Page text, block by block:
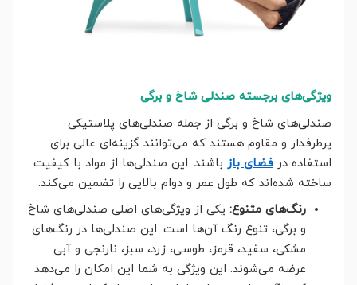
ویژگی‌های برجسته صندلی شاخ و برگی
صندلی‌های شاخ و برگی از جمله صندلی‌های پلاستیکی
پرطرفدار و مقاوم هستند که می‌توانند گزینه‌ای عالی برای
استفاده در فضای باز باشند. این صندلی‌ها از مواد با کیفیت
ساخته شده‌اند که طول عمر و دوام بالایی را تضمین می‌کند.
رنگ‌های متنوع: یکی از ویژگی‌های اصلی صندلی‌های شاخ
و برگی، تنوع رنگ آن‌ها است. این صندلی‌ها در رنگ‌های
مشکی، سفید، قرمز، طوسی، زرد، سبز، نارنجی و آبی
عرضه می‌شوند. این ویژگی به شما این امکان را می‌دهد